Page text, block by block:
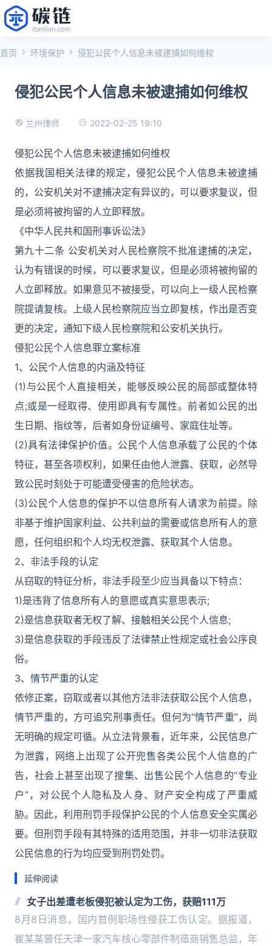
首页 环境保护 侵犯公民个人信息未被逮捕如何维权
侵犯公民个人信息未被逮捕如何维权
兰州律师 2022-02-25 19:10
侵犯公民个人信息未被逮捕如何维权
依据我国相关法律的规定，侵犯公民个人信息未被逮捕
的，公安机关对不逮捕决定有异议的，可以要求复议，但
是必须将被拘留的人立即释放。
《中华人民共和国刑事诉讼法》
第九十二条 公安机关对人民检察院不批准逮捕的决定，
认为有错误的时候，可以要求复议，但是必须将被拘留的
人立即释放。如果意见不被接受，可以向上一级人民检察
院提请复核。上级人民检察院应当立即复核，作出是否变
更的决定，通知下级人民检察院和公安机关执行。
侵犯公民个人信息罪立案标准
1、公民个人信息的内涵及特征
(1)与公民个人直接相关，能够反映公民的局部或整体特
点;或是一经取得、使用即具有专属性。前者如公民的出
生日期、指纹等，后者如身份证编号、家庭住址等。
(2)具有法律保护价值。公民个人信息承载了公民的个体
特征，甚至各项权利，如果任由他人泄露、获取，必然导
致公民时刻处于可能遭受侵害的危险状态。
(3)公民个人信息的保护不以信息所有人请求为前提。除
非基于维护国家利益、公共利益的需要或信息所有人的意
愿，任何组织和个人均无权泄露、获取其个人信息。
2、非法手段的认定
从窃取的特征分析，非法手段至少应当具备以下特点：
1)是违背了信息所有人的意愿或真实意思表示;
2)是信息获取者无权了解、接触相关公民个人信息;
3)是信息获取的手段违反了法律禁止性规定或社会公序良
俗。
3、情节严重的认定
依修正案，窃取或者以其他方法非法获取公民个人信息，
情节严重的，方可追究刑事责任。但何为“情节严重”，尚
无明确的规定可循。从立法背景看，近年来，公民信息广
为泄露，网络上出现了公开兜售各类公民个人信息的广
告，社会上甚至出现了搜集、出售公民个人信息的“专业
户”，对公民个人隐私及人身、财产安全构成了严重威
胁。因此，利用刑罚手段保护公民的个人信息安全实属必
要。但刑罚手段有其特殊的适用范围，并非一切非法获取
公民信息的行为均应受到刑罚处罚。
延伸阅读
女子出差遭老板侵犯被认定为工伤，获赔111万
8月8日消息，国内首例职场性侵获工伤认定。据报道，
崔某某曾任天津一家汽车核心零部件制造商销售总监，年